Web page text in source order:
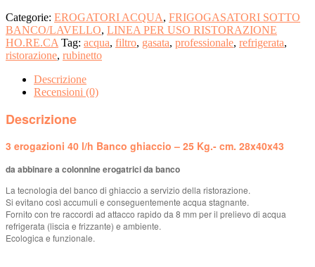
Categorie: EROGATORI ACQUA, FRIGOGASATORI SOTTO
BANCO/LAVELLO, LINEA PER USO RISTORAZIONE
HO.RE.CA Tag: acqua, filtro, gasata, professionale, refrigerata,
ristorazione, rubinetto
Descrizione
Recensioni (0)
Descrizione
3 erogazioni 40 l/h Banco ghiaccio – 25 Kg.- cm. 28x40x43
da abbinare a colonnine erogatrici da banco
La tecnologia del banco di ghiaccio a servizio della ristorazione.
Si evitano così accumuli e conseguentemente acqua stagnante.
Fornito con tre raccordi ad attacco rapido da 8 mm per il prelievo di acqua
refrigerata (liscia e frizzante) e ambiente.
Ecologica e funzionale.